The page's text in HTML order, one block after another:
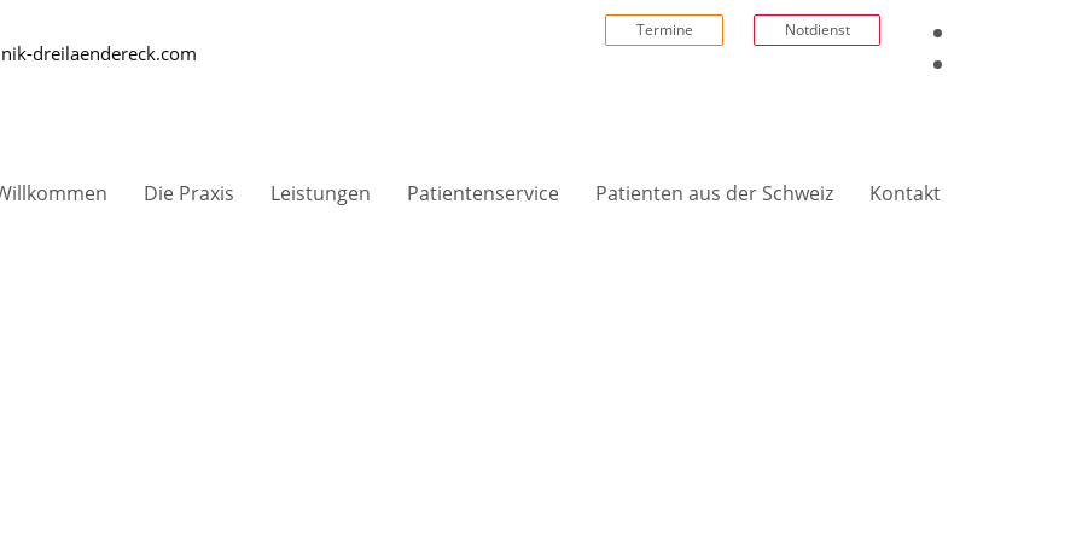
dreilaendereck.com
Termine Notdienst
Die Praxis Leistungen Patientenservice Patienten aus der Schweiz Kontakt